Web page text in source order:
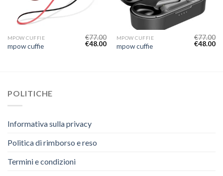
MPOW CUFFIE
mpow cuffie
€77.00
€48.00
MPOW CUFFIE
mpow cuffie
€77.00
€48.00
POLITICHE
Informativa sulla privacy
Politica di rimborso e reso
Termini e condizioni